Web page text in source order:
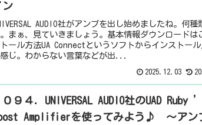
ン
AUDIO社がアンプを出し始めましたね。何
まぁ、見ていきましょう。基本情報ダウンロードは
ール方法UA Connectというソフトからインストー
じ。わからない言葉などが出...
2025.12.03
０９４．UNIVERSAL AUDIO社のUAD Ruby
Amplifierを使ってみよう♪ ～ア